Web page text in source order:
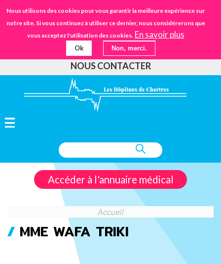
Nous utilisons des cookies pour vous garantir la meilleure expérience sur
notre site. Si vous continuez à utiliser ce dernier, nous considérerons que
vous acceptez l'utilisation des cookies. En savoir plus
Ok Non, merci.
Aller
au
contenu
principal
URGENCES STANDARD
02.37.30.30.30
IFSANTÉ CHARTRES
EHPAD
FAIRE UN DON
NOUS CONTACTER
Accéder à l'annuaire médical
Accueil
MME WAFA TRIKI